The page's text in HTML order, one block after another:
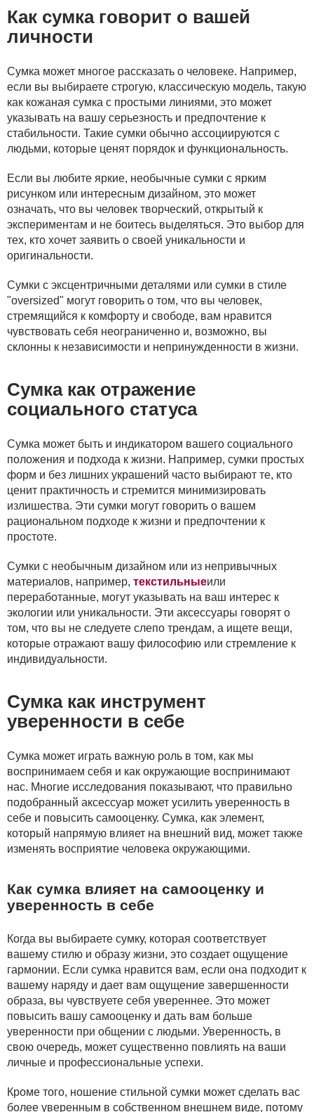
Как сумка говорит о вашей
личности
Сумка может многое рассказать о человеке. Например,
если вы выбираете строгую, классическую модель, такую
как кожаная сумка с простыми линиями, это может
указывать на вашу серьезность и предпочтение к
стабильности. Такие сумки обычно ассоциируются с
людьми, которые ценят порядок и функциональность.
Если вы любите яркие, необычные сумки с ярким
рисунком или интересным дизайном, это может
означать, что вы человек творческий, открытый к
экспериментам и не боитесь выделяться. Это выбор для
тех, кто хочет заявить о своей уникальности и
оригинальности.
Сумки с эксцентричными деталями или сумки в стиле
"oversized" могут говорить о том, что вы человек,
стремящийся к комфорту и свободе, вам нравится
чувствовать себя неограниченно и, возможно, вы
склонны к независимости и непринужденности в жизни.
Сумка как отражение
социального статуса
Сумка может быть и индикатором вашего социального
положения и подхода к жизни. Например, сумки простых
форм и без лишних украшений часто выбирают те, кто
ценит практичность и стремится минимизировать
излишества. Эти сумки могут говорить о вашем
рациональном подходе к жизни и предпочтении к
простоте.
Сумки с необычным дизайном или из непривычных
материалов, например, текстильныеили
переработанные, могут указывать на ваш интерес к
экологии или уникальности. Эти аксессуары говорят о
том, что вы не следуете слепо трендам, а ищете вещи,
которые отражают вашу философию или стремление к
индивидуальности.
Сумка как инструмент
уверенности в себе
Сумка может играть важную роль в том, как мы
воспринимаем себя и как окружающие воспринимают
нас. Многие исследования показывают, что правильно
подобранный аксессуар может усилить уверенность в
себе и повысить самооценку. Сумка, как элемент,
который напрямую влияет на внешний вид, может также
изменять восприятие человека окружающими.
Как сумка влияет на самооценку и
уверенность в себе
Когда вы выбираете сумку, которая соответствует
вашему стилю и образу жизни, это создает ощущение
гармонии. Если сумка нравится вам, если она подходит к
вашему наряду и дает вам ощущение завершенности
образа, вы чувствуете себя увереннее. Это может
повысить вашу самооценку и дать вам больше
уверенности при общении с людьми. Уверенность, в
свою очередь, может существенно повлиять на ваши
личные и профессиональные успехи.
Кроме того, ношение стильной сумки может сделать вас
более уверенным в собственном внешнем виде, потому